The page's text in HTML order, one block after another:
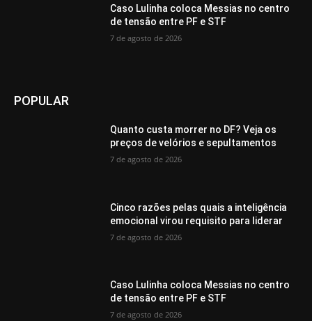
Caso Lulinha coloca Messias no centro
de tensão entre PF e STF
7 de agosto de 2026
POPULAR
Quanto custa morrer no DF? Veja os
preços de velórios e sepultamentos
7 de agosto de 2026
Cinco razões pelas quais a inteligência
emocional virou requisito para liderar
7 de agosto de 2026
Caso Lulinha coloca Messias no centro
de tensão entre PF e STF
7 de agosto de 2026